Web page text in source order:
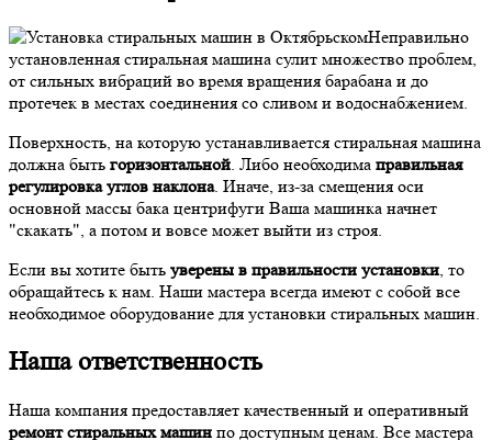
Неправильно
установленная стиральная машина сулит множество проблем,
от сильных вибраций во время вращения барабана и до
протечек в местах соединения со сливом и водоснабжением.
Поверхность, на которую устанавливается стиральная машина
должна быть горизонтальной . Либо необходима правильная
регулировка углов наклона. Иначе, из-за смещения оси
основной массы бака центрифуги Ваша машинка начнет
"скакать", а потом и вовсе может выйти из строя.
Если вы хотите быть уверены в правильности установки , то
обращайтесь к нам. Наши мастера всегда имеют с собой все
необходимое оборудование для установки стиральных машин.
Наша ответственность
Наша компания предоставляет качественный и оперативный
ремонт стиральных машин по доступным ценам. Все мастера